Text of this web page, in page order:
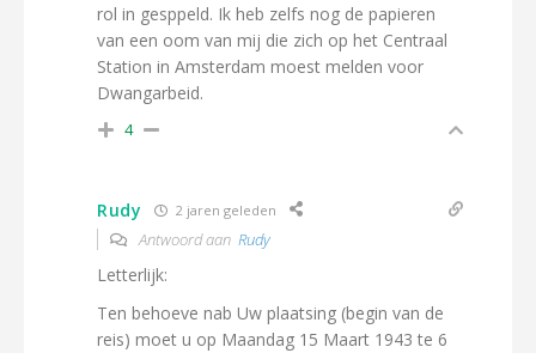
rol in gesppeld. Ik heb zelfs nog de papieren
van een oom van mij die zich op het Centraal
Station in Amsterdam moest melden voor
Dwangarbeid.
4
Rudy 2 jaren geleden
Antwoord aan Rudy
Letterlijk:
Ten behoeve nab Uw plaatsing (begin van de
reis) moet u op Maandag 15 Maart 1943 te 6